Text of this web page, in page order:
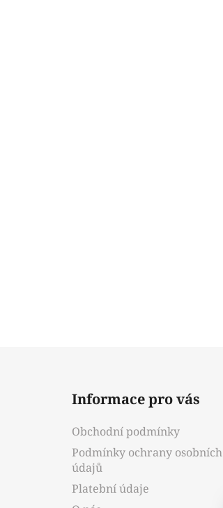
Informace pro vás
Obchodní podmínky
Podmínky ochrany osobních
údajů
Platební údaje